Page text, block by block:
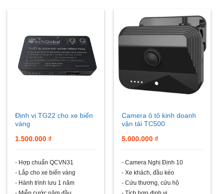
Định vị TG22 cho xe biển
vàng
1.500.000₫
- Hợp chuẩn QCVN31
- Lắp cho xe biển vàng
- Hành trình lưu 1 năm
Camera ô tô kinh doanh
vận tải TC500
5.000.000₫
- Camera Nghị Định 10
- Xe khách, đầu kéo
- Cứu thương, cứu hộ